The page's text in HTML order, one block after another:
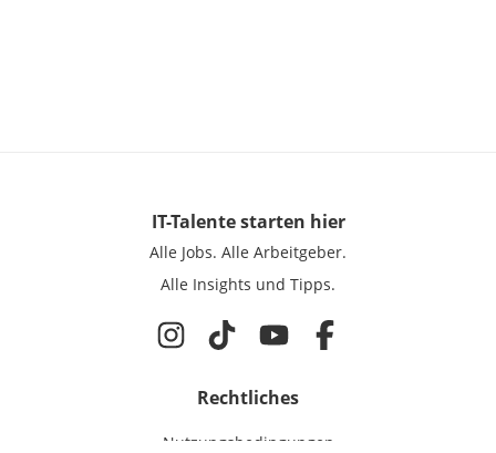
IT-Talentestarten hier
Alle Jobs. Alle Arbeitgeber.
Alle Insights und Tipps.
Rechtliches
Nutzungsbedingungen